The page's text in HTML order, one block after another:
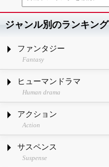
ジャンル別のランキング
ファンタジー
Fantasy
ヒューマンドラマ
Human drama
アクション
Action
サスペンス
Suspense